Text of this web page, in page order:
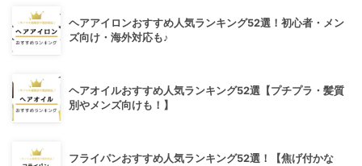
ヘアアイロンおすすめ人気ランキング52選！初心者・メン
ズ向け・海外対応も♪
ヘアオイルおすすめ人気ランキング52選【プチプラ・髪質
別やメンズ向けも！】
フライパンおすすめ人気ランキング52選！【焦げ付かな